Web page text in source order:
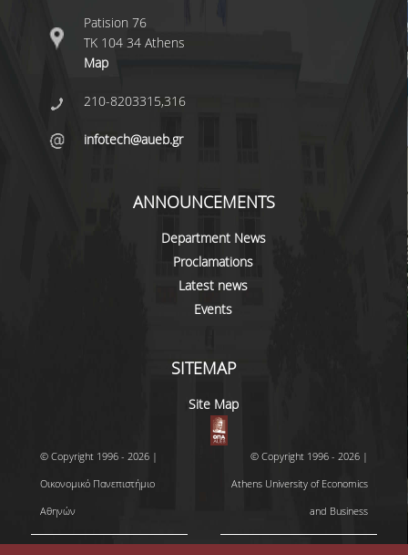
AUEB QUALITY ASSURANCE UNIT
RESEARCH
RESEARCH LABS
RESEARCH GROUPS
Patision 76
ΤΚ 104 34 Athens
Map
210-8203315,316
infotech@aueb.gr
ANNOUNCEMENTS
Department News
Proclamations
Latest news
Events
SITEMAP
Site Map
© Copyright 1996 - 2026 |
Οικονομικό Πανεπιστήμιο
Αθηνών
© Copyright 1996 - 2026 |
Athens University of Economics
and Business